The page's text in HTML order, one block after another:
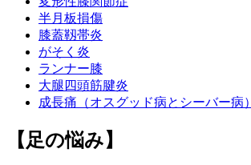
半月板損傷
膝蓋靱帯炎
がそく炎
ランナー膝
大腿四頭筋腱炎
成長痛（オスグッド病とシーバー病）
【足の悩み】